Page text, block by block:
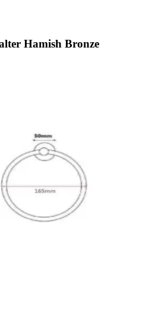
Hamish Bronze